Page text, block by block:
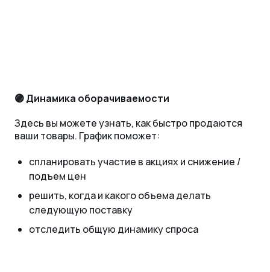
🟣 Динамика оборачиваемости
Здесь вы можете узнать, как быстро продаются
ваши товары. График поможет:
спланировать участие в акциях и снижение /
подъем цен
решить, когда и какого объема делать
следующую поставку
отследить общую динамику спроса